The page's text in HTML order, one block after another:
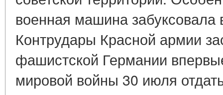
военная машина
Контрудары Красной армии
фашистской Германии
мировой войны 30 июля